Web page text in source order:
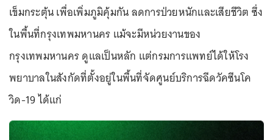
เข็มกระตุ้น เพื่อเพิ่มภูมิคุ้มกัน ลดการป่วยหนักและเสียชีวิต ซึ่ง
ในพื้นที่กรุงเทพมหานคร แม้จะมีหน่วยงานของ
กรุงเทพมหานคร ดูแลเป็นหลัก แต่กรมการแพทย์ได้ให้โรง
พยาบาลในสังกัดที่ตั้งอยู่ในพื้นที่จัดศูนย์บริการฉีดวัคซีนโค
วิด-19 ได้แก่